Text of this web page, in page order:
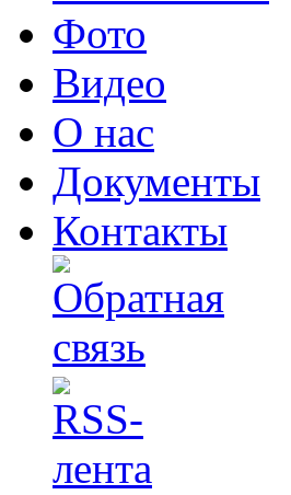
Фото
Видео
О нас
Документы
Контакты